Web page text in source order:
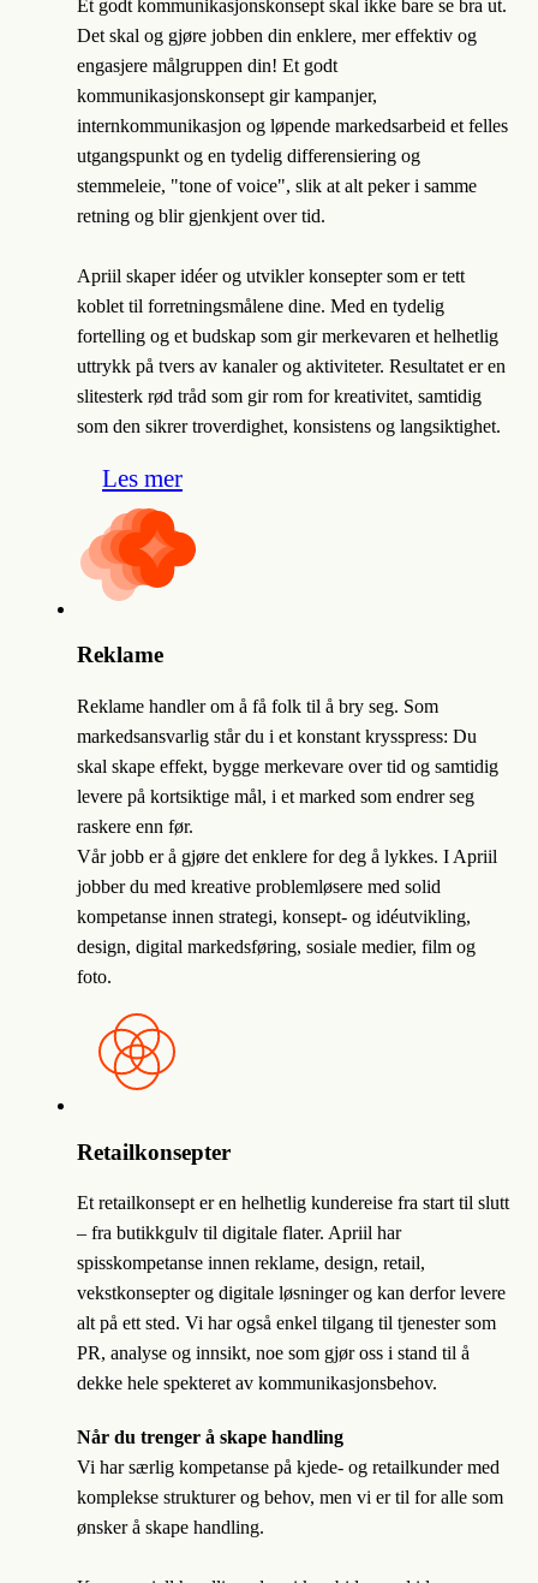
Et godt kommunikasjonskonsept skal ikke bare se bra ut.
Det skal og gjøre jobben din enklere, mer effektiv og
engasjere målgruppen din! Et godt
kommunikasjonskonsept gir kampanjer,
internkommunikasjon og løpende markedsarbeid et felles
utgangspunkt og en tydelig differensiering og
stemmeleie, "tone of voice", slik at alt peker i samme
retning og blir gjenkjent over tid.
Apriil skaper idéer og utvikler konsepter som er tett
koblet til forretningsmålene dine. Med en tydelig
fortelling og et budskap som gir merkevaren et helhetlig
uttrykk på tvers av kanaler og aktiviteter. Resultatet er en
slitesterk rød tråd som gir rom for kreativitet, samtidig
som den sikrer troverdighet, konsistens og langsiktighet.
Les mer
Reklame
Reklame handler om å få folk til å bry seg. Som
markedsansvarlig står du i et konstant krysspress: Du
skal skape effekt, bygge merkevare over tid og samtidig
levere på kortsiktige mål, i et marked som endrer seg
raskere enn før.
Vår jobb er å gjøre det enklere for deg å lykkes. I Apriil
jobber du med kreative problemløsere med solid
kompetanse innen strategi, konsept- og idéutvikling,
design, digital markedsføring, sosiale medier, film og
foto.
Retailkonsepter
Et retailkonsept er en helhetlig kundereise fra start til slutt
– fra butikkgulv til digitale flater. Apriil har
spisskompetanse innen reklame, design, retail,
vekstkonsepter og digitale løsninger og kan derfor levere
alt på ett sted. Vi har også enkel tilgang til tjenester som
PR, analyse og innsikt, noe som gjør oss i stand til å
dekke hele spekteret av kommunikasjonsbehov.
Når du trenger å skape handling
Vi har særlig kompetanse på kjede- og retailkunder med
komplekse strukturer og behov, men vi er til for alle som
ønsker å skape handling.